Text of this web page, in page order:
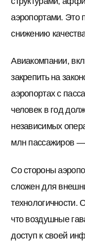
аэропортами. Это
снижению
Авиакомпании,
закрепить на
аэропортах с
человек в год
независимых
млн пассажиров
Со стороны
сложен для
технологичности.
что воздушные
доступ к своей